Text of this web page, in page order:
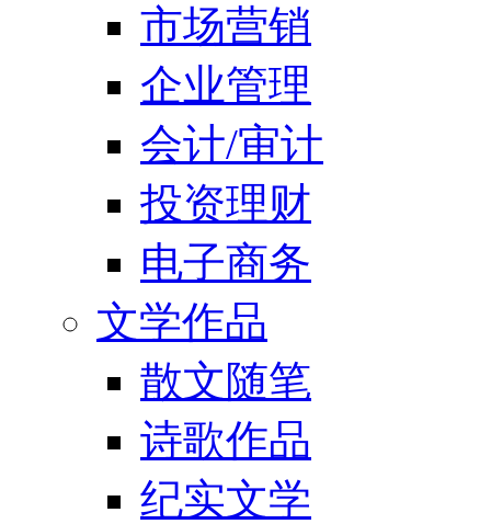
市场营销
企业管理
会计/审计
投资理财
电子商务
文学作品
散文随笔
诗歌作品
纪实文学